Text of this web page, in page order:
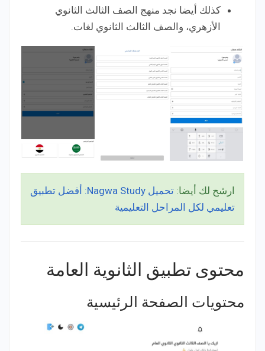
كذلك أيضا نجد منهج الصف الثالث الثانوي
الأزهري، والصف الثالث الثانوي لغات.
ارشح لك أيضا:
تحميل Nagwa Study: أفضل تطبيق
تعليمي لكل المراحل التعليمية
محتوى تطبيق الثانوية العامة
محتويات الصفحة الرئيسية